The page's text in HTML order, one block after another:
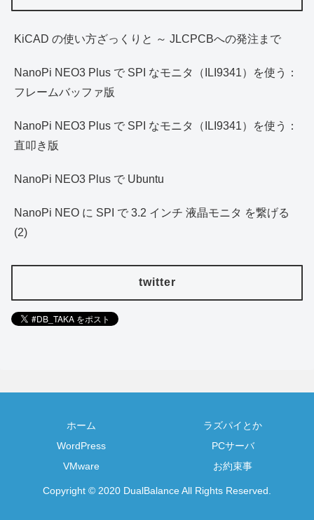
KiCAD の使い方ざっくりと ～ JLCPCBへの発注まで
NanoPi NEO3 Plus で SPI なモニタ（ILI9341）を使う：
フレームバッファ版
NanoPi NEO3 Plus で SPI なモニタ（ILI9341）を使う：
直叩き版
NanoPi NEO3 Plus で Ubuntu
NanoPi NEO に SPI で 3.2 インチ 液晶モニタ を繋げる
(2)
twitter
ホーム
ラズパイとか
WordPress
PCサーバ
VMware
お約束事
Copyright © 2020 DualBalance All Rights Reserved.